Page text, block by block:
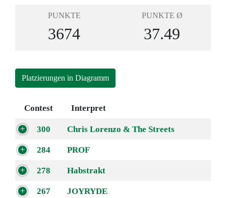
PUNKTE
3674
PUNKTE Ø
37.49
Platzierungen in Diagramm
Contest Interpret
300 Chris Lorenzo & The Streets
284 PROF
278 Habstrakt
267 JOYRYDE